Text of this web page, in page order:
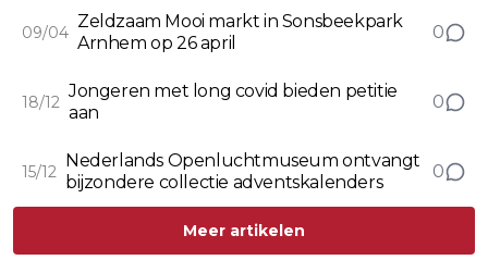
09/04
Zeldzaam Mooi markt in Sonsbeekpark
Arnhem op 26 april
0
18/12
Jongeren met long covid bieden petitie
aan
0
15/12
Nederlands Openluchtmuseum ontvangt
bijzondere collectie adventskalenders
0
Meer artikelen